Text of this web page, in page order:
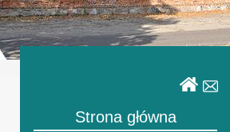
Strona główna